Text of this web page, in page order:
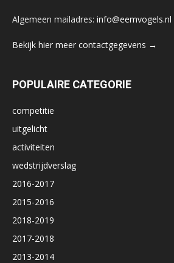
Algemeen mailadres: info@eemvogels.nl
Bekijk hier meer contactgegevens →
POPULAIRE CATEGORIE
competitie
uitgelicht
activiteiten
wedstrijdverslag
2016-2017
2015-2016
2018-2019
2017-2018
2013-2014